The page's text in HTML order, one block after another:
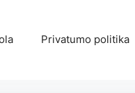
Privatumo politika